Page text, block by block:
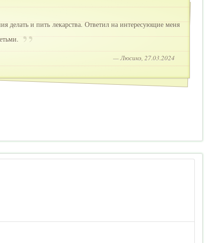
делать и пить лекарства. Ответил на интересующие меня
— Люсинэ, 27.03.2024